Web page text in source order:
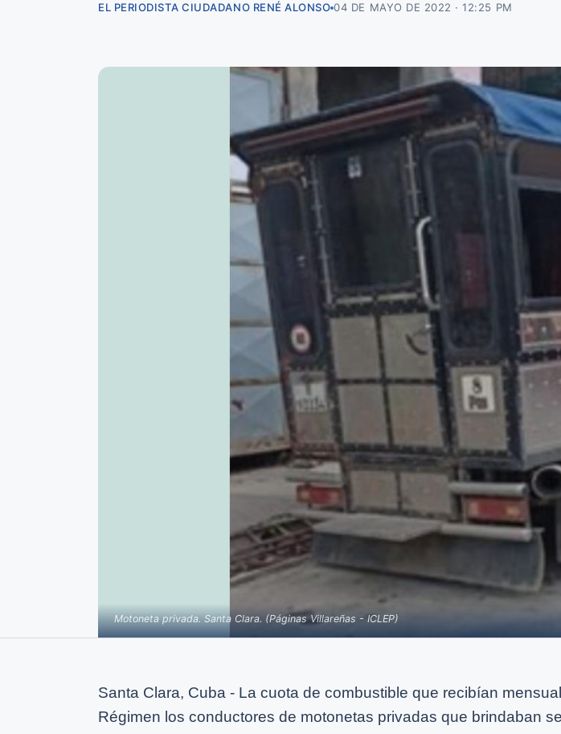
EL PERIODISTA CIUDADANO RENÉ ALONSO 04 DE MAYO DE 2022 · 12:25 PM
Motoneta privada. Santa Clara. (Páginas Villareñas - ICLEP)
Santa Clara, Cuba - La cuota de combustible que recibían
Régimen los conductores de motonetas privadas que brindaban